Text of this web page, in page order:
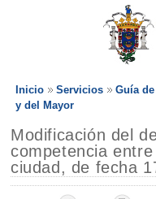
Inicio Servicios Guía
y del Mayor
Modificación del
competencia
ciudad, de fecha